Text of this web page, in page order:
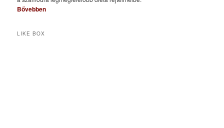
Bővebben
LIKE BOX